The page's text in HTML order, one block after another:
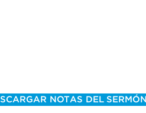
NOTAS DEL SERMÓN